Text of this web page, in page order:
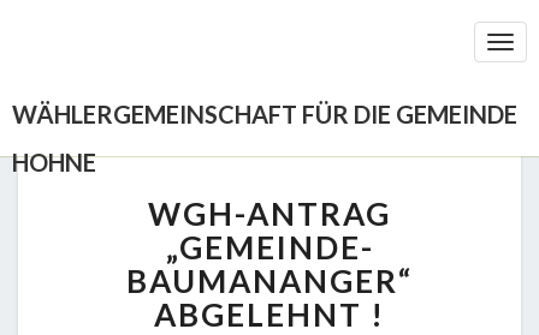
WÄHLERGEMEINSCHAFT FÜR DIE GEMEINDE
HOHNE
ANTRAG
„GEMEINDE-
BAUMANANGER“
ABGELEHNT
!
WGH-ANTRAG
„GEMEINDE-
BAUMANANGER“
ABGELEHNT !